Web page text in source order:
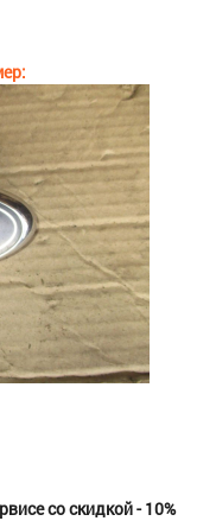
со скидкой - 10%